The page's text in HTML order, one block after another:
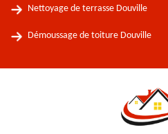
Nettoyage de terrasse Douville
Démoussage de toiture Douville